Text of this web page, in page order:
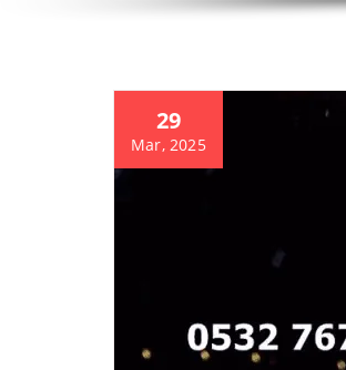
29
Mar, 2025